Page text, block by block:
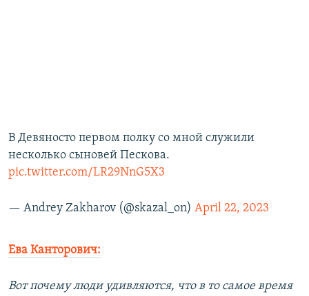
В Девяносто первом полку со мной служили
несколько сыновей Пескова.
pic.twitter.com/LR29NnG5X3
— Andrey Zakharov (@skazal_on) April 22, 2023
Ева Канторович:
Вот почему люди удивляются, что в то самое время